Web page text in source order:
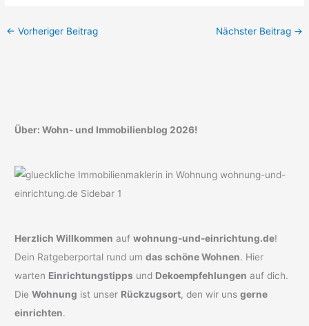
← Vorheriger Beitrag Nächster Beitrag →
Über: Wohn- und Immobilienblog 2026!
Herzlich Willkommen aufwohnung-und-einrichtung.de!
Dein Ratgeberportal rund umdas schöne Wohnen. Hier
warten Einrichtungstipps und Dekoempfehlungen auf dich.
DieWohnung ist unser Rückzugsort, den wir unsgerne
einrichten.